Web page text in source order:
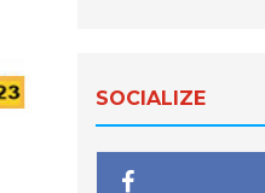
SOCIALIZE